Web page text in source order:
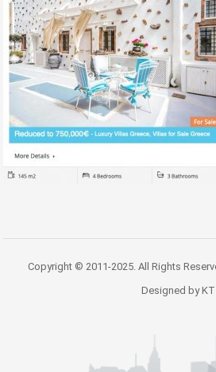
Copyright © 2011-2025. All Rights
Designed by KT